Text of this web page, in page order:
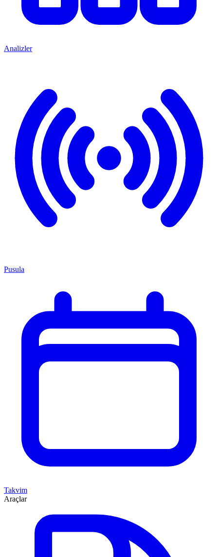
Analizler
Pusula
Takvim
Araçlar